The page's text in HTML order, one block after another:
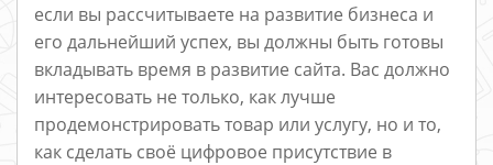
если вы рассчитываете на развитие бизнеса и
его дальнейший успех, вы должны быть готовы
вкладывать время в развитие сайта. Вас должно
интересовать не только, как лучше
продемонстрировать товар или услугу, но и то,
как сделать своё цифровое присутствие в